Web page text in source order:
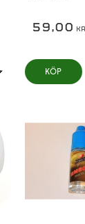
till i favoriter
59,00 KR
KÖP